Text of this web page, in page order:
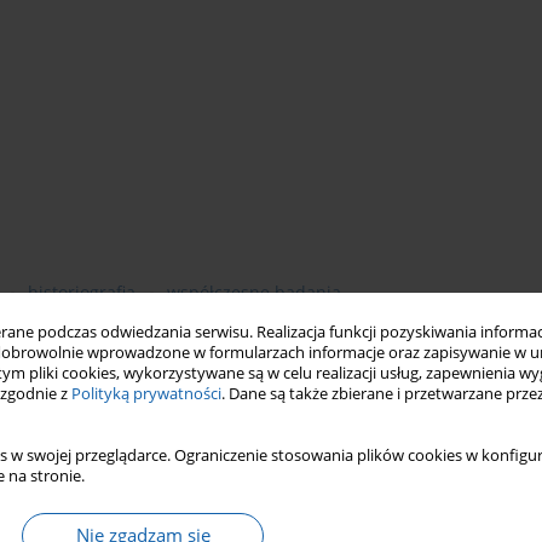
podczas odwiedzania serwisu. Realizacja funkcji pozyskiwania
wprowadzone w formularzach informacje oraz zapisywanie w
pliki cookies, wykorzystywane są w celu realizacji usług, zapewnienia
z Polityką prywatności. Dane są także zbierane i przetwarzane
w swojej przeglądarce. Ograniczenie stosowania plików cookies w
na stronie.
Nie zgadzam się
historiografia współczesne badania
of history, gives historians the opportunity to recreate the